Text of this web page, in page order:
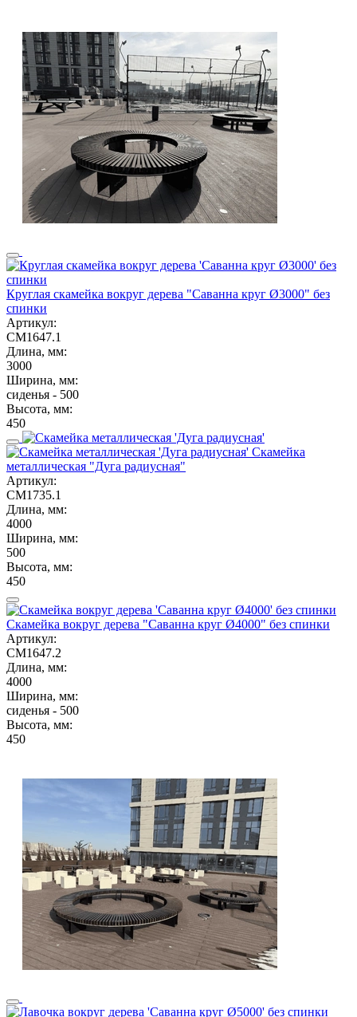
Круглая скамейка вокруг дерева "Саванна круг Ø3000" без
спинки
Артикул:
СМ1647.1
Длина, мм:
3000
Ширина, мм:
сиденья - 500
Высота, мм:
450
Скамейка
металлическая "Дуга радиусная"
Артикул:
СМ1735.1
Длина, мм:
4000
Ширина, мм:
500
Высота, мм:
450
Скамейка вокруг дерева "Саванна круг Ø4000" без спинки
Артикул:
СМ1647.2
Длина, мм:
4000
Ширина, мм:
сиденья - 500
Высота, мм:
450